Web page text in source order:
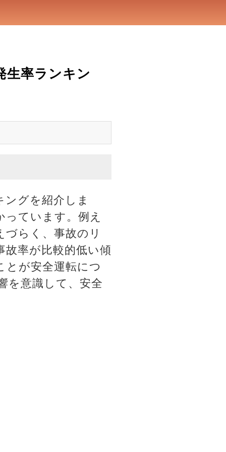
生率ランキン
グを紹介しま
ています。例え
らく、事故のリ
率が比較的低い傾
とが安全運転につ
を意識して、安全